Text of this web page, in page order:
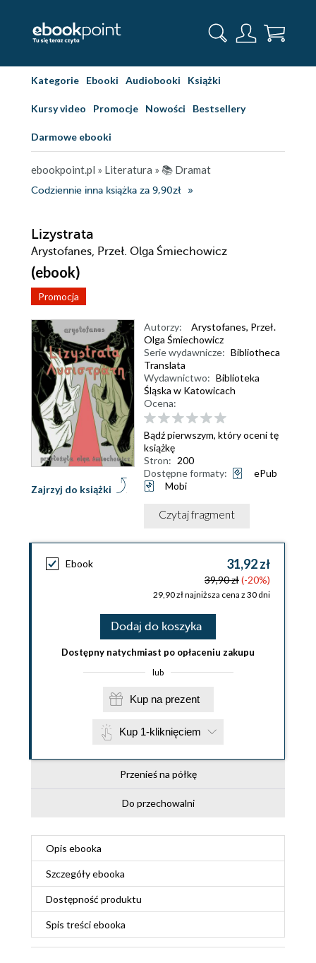
Kategorie Ebooki Audiobooki Książki
Kursy video Promocje Nowości Bestsellery
Darmowe ebooki
ebookpoint.pl » Literatura » 📚 Dramat
Codziennie inna książka za 9,90zł
Lizystrata
Arystofanes, Przeł. Olga Śmiechowicz
(ebook)
Promocja
Zajrzyj do książki
Autorzy: Arystofanes, Przeł.
Olga Śmiechowicz
Serie wydawnicze: Bibliotheca
Translata
Wydawnictwo: Biblioteka
Śląska w Katowicach
Ocena:
Bądź pierwszym, który oceni tę
książkę
Stron: 200
Dostępne formaty:
ePub
Mobi
Czytaj fragment
Ebook 31,92 zł
39,90 zł(-20%)
29,90 zł najniższa cena z 30 dni
Dodaj do koszyka
Dostępny natychmiast po opłaceniu zakupu
lub
Kup na prezent
Kup 1-kliknięciem
Przenieś na półkę
Do przechowalni
Opis ebooka
Szczegółyebooka
Dostępność produktu
Spis treściebooka